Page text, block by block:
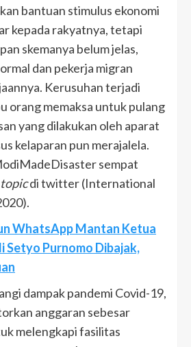
bantuan stimulus ekonomi
kepada rakyatnya, tetapi
skemanya belum jelas,
dan pekerja migran
Kerusuhan terjadi
orang memaksa untuk pulang
yang dilakukan oleh aparat
kelaparan pun merajalela.
sempat
di twitter (International
WhatsApp Mantan Ketua
Setyo Purnomo Dibajak,
dampak pandemi Covid-19,
anggaran sebesar
melengkapi fasilitas